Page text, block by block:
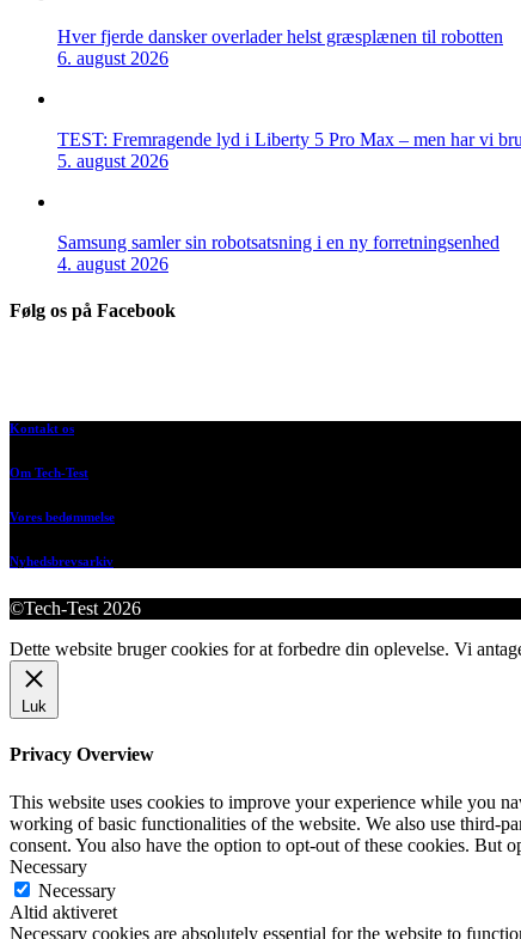
Hver fjerde dansker overlader helst græsplænen til robotten
6. august 2026
TEST: Fremragende lyd i Liberty 5 Pro Max – men har vi
5. august 2026
Samsung samler sin robotsatsning i en ny forretningsenhed
4. august 2026
Følg os på Facebook
Kontakt os
Om Tech-Test
Vores bedømmelse
Nyhedsbrevsarkiv
©Tech-Test 2026
Dette website bruger cookies for at forbedre din oplevelse. Vi
Luk
Privacy Overview
This website uses cookies to improve your experience while you
working of basic functionalities of the website. We also use third-
consent. You also have the option to opt-out of these cookies. But
Necessary
Necessary
Altid aktiveret
Necessary cookies are absolutely essential for the website to